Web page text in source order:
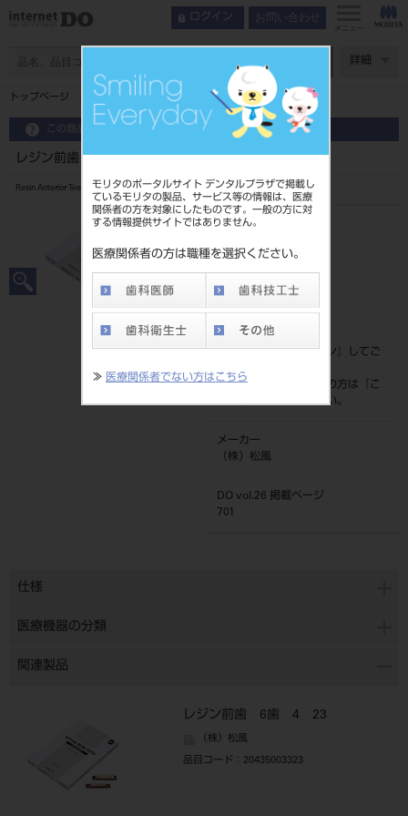
モリタのポータルサイト デンタルプラザで掲載し
ているモリタの製品、サービス等の情報は、医療
関係者の方を対象にしたものです。一般の方に対
する情報提供サイトではありません。
医療関係者の方は職種を選択ください。
≫ 医療関係者でない方はこちら
ログイン お問い合わせ
メニュー
詳細
トップページ レジン前歯 6歯 56 544
この商品に関するお問い合わせ
レジン前歯 6歯 56 544
Resin Anterior Teeth
品目コード
4548162008022
標準価格
価格の確認は『ログイン
』してご
ネット会員登録がまだの方は『
こ
ちら』より登録ください。
メーカー
（株）松風
DO vol.26 掲載ページ
701
仕様
医療機器の分類
関連製品
レジン前歯 6歯 4 23
（株）松風
品目コード ：20435003323